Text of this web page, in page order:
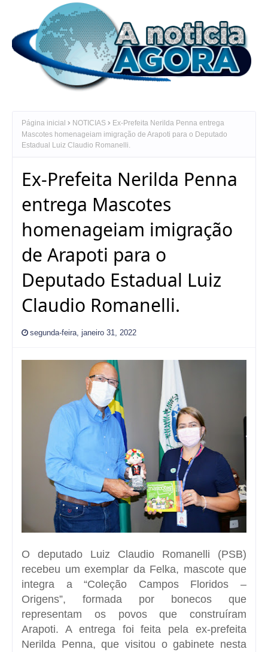
Página inicial NOTICIAS
Ex-Prefeita Nerilda Penna entrega
Mascotes homenageiam imigração de Arapoti para o Deputado
Estadual Luiz Claudio Romanelli.
Ex-Prefeita Nerilda Penna
entrega Mascotes
homenageiam imigração
de Arapoti para o
Deputado Estadual Luiz
Claudio Romanelli.
segunda-feira, janeiro 31, 2022
O deputado Luiz Claudio Romanelli (PSB)
recebeu um exemplar da Felka, mascote que
integra a “Coleção Campos Floridos –
Origens”, formada por bonecos que
representam os povos que construíram
Arapoti. A entrega foi feita pela ex-prefeita
Nerilda Penna, que visitou o gabinete nesta